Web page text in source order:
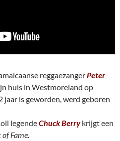
reggaezangerPeter
huis in Westmoreland op
jaar is geworden, werd geboren
legendeChuck Berrykrijgt een
Fame.